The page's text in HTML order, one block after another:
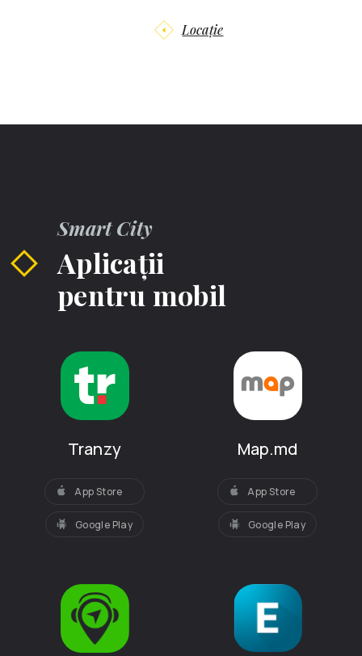
În afară de iarmaroc, sporea comerţul la pieţele
de astăzi, se vindeau produse alimentare.
Tîrgoveţii chişinăuieni în special făceau tranzacţii cu
moşierii şi ţăranii bogaţi, precum şi cu negustorii din
alte părţi.
Acum la fel în Piața Centrală poți cumpăra orice – de la
Locație
Smart City
Aplicații
pentru mobil
Tranzy
App Store
Google Play
Map.md
App Store
Google Play